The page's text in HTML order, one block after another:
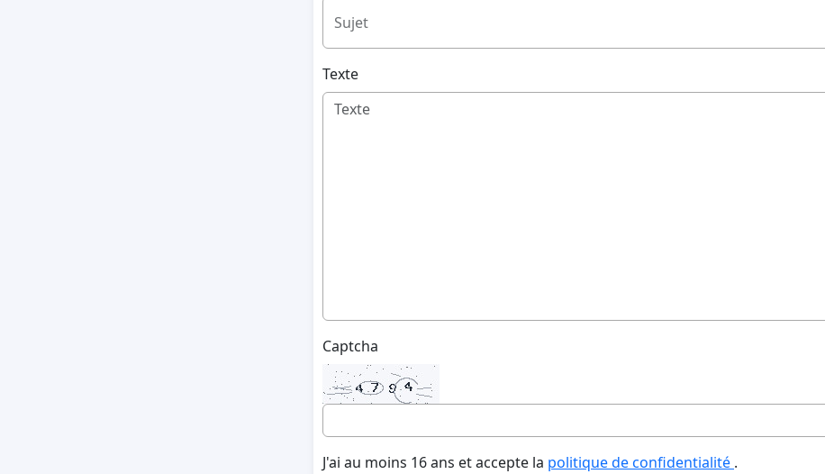
Sujet
Texte
Captcha
J'ai au moins 16 ans et accepte la politique de confidentialité .